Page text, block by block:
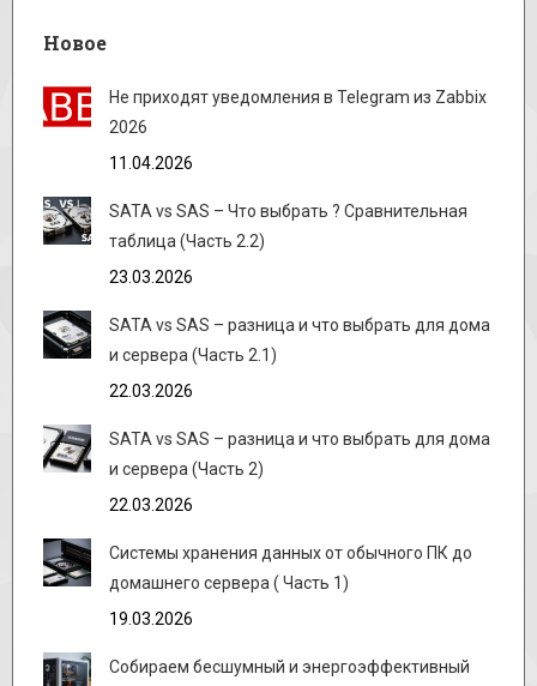
Новое
Не приходят уведомления в Telegram из Zabbix
2026
11.04.2026
SATA vs SAS – Что выбрать ? Сравнительная
таблица (Часть 2.2)
23.03.2026
SATA vs SAS – разница и что выбрать для дома
и сервера (Часть 2.1)
22.03.2026
SATA vs SAS – разница и что выбрать для дома
и сервера (Часть 2)
22.03.2026
Системы хранения данных от обычного ПК до
домашнего сервера ( Часть 1)
19.03.2026
Собираем бесшумный и энергоэффективный